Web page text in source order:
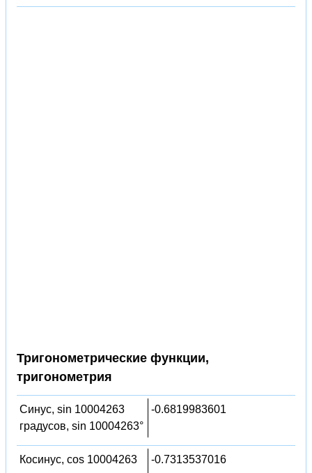
Тригонометрические функции,
тригонометрия
Синус, sin 10004263
градусов, sin 10004263°
-0.6819983601
Косинус, cos 10004263
-0.7313537016